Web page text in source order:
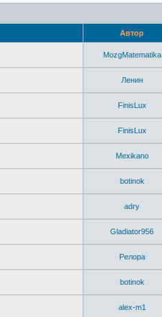
Автор
MozgMatematika
Ленин
FinisLux
FinisLux
Mexikano
botinok
adry
Gladiator956
Релора
botinok
alex-m1